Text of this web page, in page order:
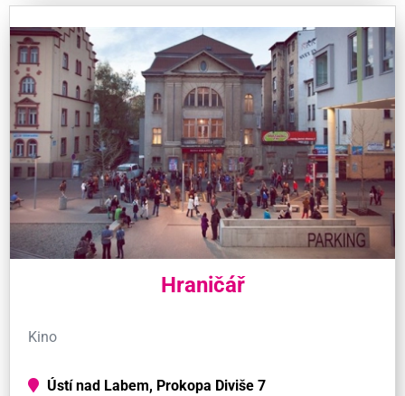
Hraničář
Kino
Ústí nad Labem, Prokopa Diviše 7